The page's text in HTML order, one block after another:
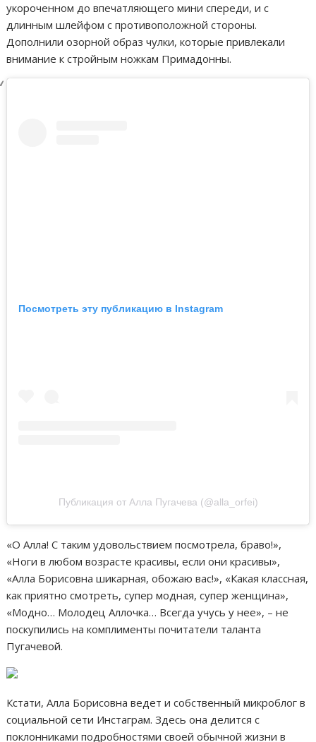
укороченном до впечатляющего мини спереди, и с
длинным шлейфом с противоположной стороны.
Дополнили озорной образ чулки, которые привлекали
внимание к стройным ножкам Примадонны.
Посмотреть эту публикацию в Instagram
Публикация от Алла Пугачева (@alla_orfei)
«О Алла! С таким удовольствием посмотрела, браво!»,
«Ноги в любом возрасте красивы, если они красивы»,
«Алла Борисовна шикарная, обожаю вас!», «Какая классная,
как приятно смотреть, супер модная, супер женщина»,
«Модно… Молодец Аллочка… Всегда учусь у нее», – не
поскупились на комплименты почитатели таланта
Пугачевой.
Кстати, Алла Борисовна ведет и собственный микроблог в
социальной сети Инстаграм. Здесь она делится с
поклонниками подробностями своей обычной жизни в